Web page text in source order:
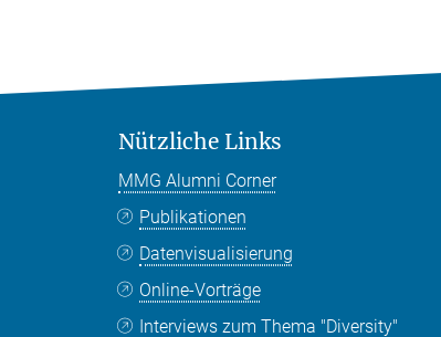
Nützliche Links
MMG Alumni Corner
Publikationen
Datenvisualisierung
Online-Vorträge
Interviews zum Thema "Diversity"